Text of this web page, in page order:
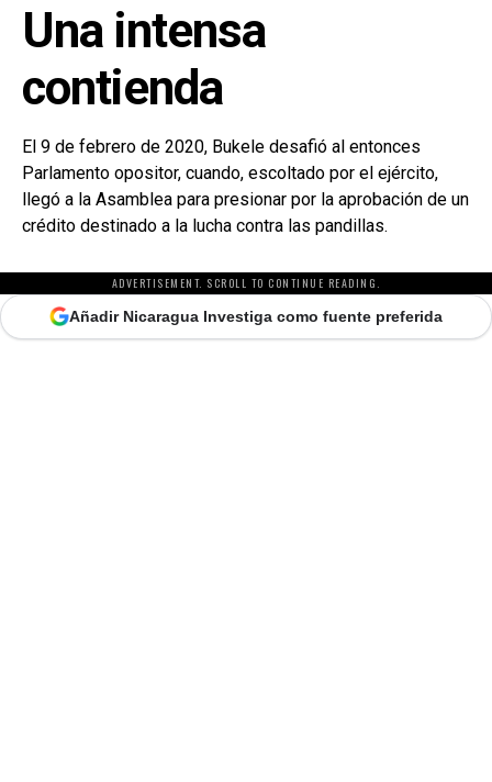
Una intensa
contienda
El 9 de febrero de 2020, Bukele desafió al entonces
Parlamento opositor, cuando, escoltado por el ejército,
llegó a la Asamblea para presionar por la aprobación de un
crédito destinado a la lucha contra las pandillas.
ADVERTISEMENT. SCROLL TO CONTINUE READING.
Añadir Nicaragua Investiga como fuente preferida